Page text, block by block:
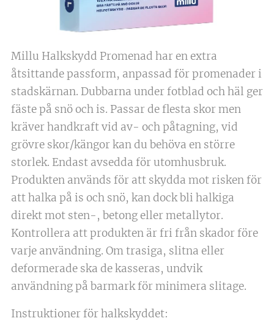
Millu Halkskydd Promenad har en extra
åtsittande passform, anpassad för promenader i
stadskärnan. Dubbarna under fotblad och häl ger
fäste på snö och is. Passar de flesta skor men
kräver handkraft vid av- och påtagning, vid
grövre skor/kängor kan du behöva en större
storlek. Endast avsedda för utomhusbruk.
Produkten används för att skydda mot risken för
att halka på is och snö, kan dock bli halkiga
direkt mot sten-, betong eller metallytor.
Kontrollera att produkten är fri från skador före
varje användning. Om trasiga, slitna eller
deformerade ska de kasseras, undvik
användning på barmark för minimera slitage.
Instruktioner för halkskyddet: